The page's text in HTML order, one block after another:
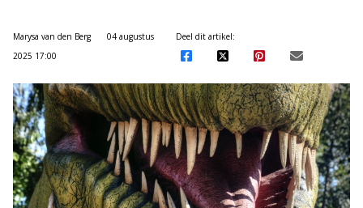
Marysa van den Berg
04 augustus
2025 17:00
Deel dit artikel: